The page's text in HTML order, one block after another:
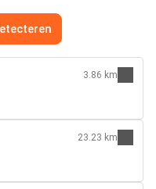
3.86 km
23.23 km